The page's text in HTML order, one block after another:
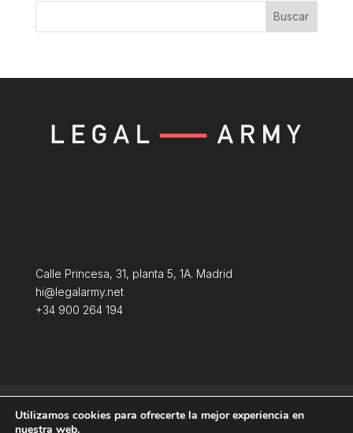
Buscar
Calle Princesa, 31, planta 5, 1A. Madrid
hi@legalarmy.net
+34 900 264 194
Terminos y condiciones
Política de Cookies
Utilizamos cookies para ofrecerte la mejor experiencia en
nuestra web.